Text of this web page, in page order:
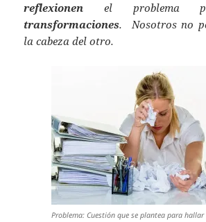
reflexionen el problema
transformaciones. Nosotros no
la cabeza del otro.
Problema: Cuestión que se plantea para